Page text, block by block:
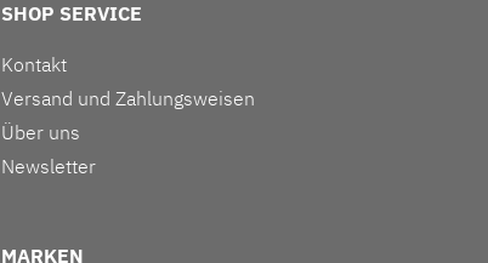
SHOP SERVICE
Kontakt
Versand und Zahlungsweisen
Über uns
Newsletter
MARKEN